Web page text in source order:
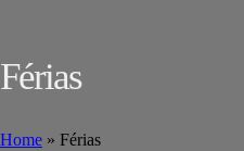
Férias
Home » Férias